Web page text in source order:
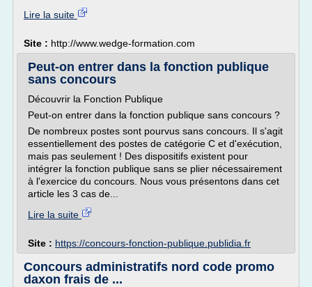
Lire la suite
Site : http://www.wedge-formation.com
Peut-on entrer dans la fonction publique
sans concours
Découvrir la Fonction Publique
Peut-on entrer dans la fonction publique sans concours ?
De nombreux postes sont pourvus sans concours. Il s'agit
essentiellement des postes de catégorie C et d'exécution,
mais pas seulement ! Des dispositifs existent pour
intégrer la fonction publique sans se plier nécessairement
à l'exercice du concours. Nous vous présentons dans cet
article les 3 cas de...
Lire la suite
Site : https://concours-fonction-publique.publidia.fr
Concours administratifs nord code promo
daxon frais de ...